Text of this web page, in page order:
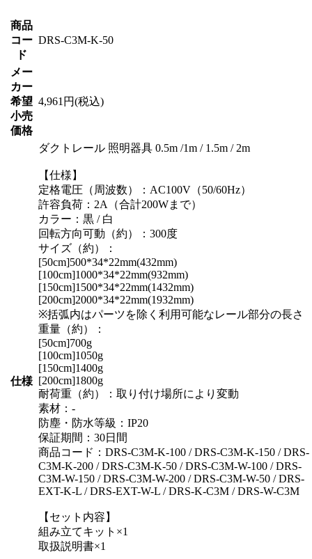
商品
コー
ド
DRS-C3M-K-50
メー
カー
希望
小売
価格
4,961円(税込)
仕様
ダクトレール 照明器具 0.5m /1m / 1.5m / 2m
【仕様】
定格電圧（周波数）：AC100V（50/60Hz）
許容負荷：2A（合計200Wまで）
カラー：黒 / 白
回転方向可動（約）：300度
サイズ（約）：
[50cm]500*34*22mm(432mm)
[100cm]1000*34*22mm(932mm)
[150cm]1500*34*22mm(1432mm)
[200cm]2000*34*22mm(1932mm)
※括弧内はパーツを除く利用可能なレール部分の長さ
重量（約）：
[50cm]700g
[100cm]1050g
[150cm]1400g
[200cm]1800g
耐荷重（約）：取り付け場所により変動
素材：-
防塵・防水等級：IP20
保証期間：30日間
商品コード：DRS-C3M-K-100 / DRS-C3M-K-150 / DRS-
C3M-K-200 / DRS-C3M-K-50 / DRS-C3M-W-100 / DRS-
C3M-W-150 / DRS-C3M-W-200 / DRS-C3M-W-50 / DRS-
EXT-K-L / DRS-EXT-W-L / DRS-K-C3M / DRS-W-C3M
【セット内容】
組み立てキット×1
取扱説明書×1